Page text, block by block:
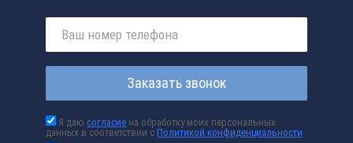
Заказать звонок
Я даюсогласие на обработку моих персональных
данных в соответствии сПолитикой конфиденциальности